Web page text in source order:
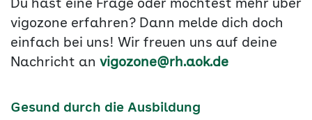
Du hast eine Frage oder möchtest mehr über
vigozone erfahren? Dann melde dich doch
einfach bei uns! Wir freuen uns auf deine
Nachricht an vigozone@rh.aok.de
Gesund durch die Ausbildung